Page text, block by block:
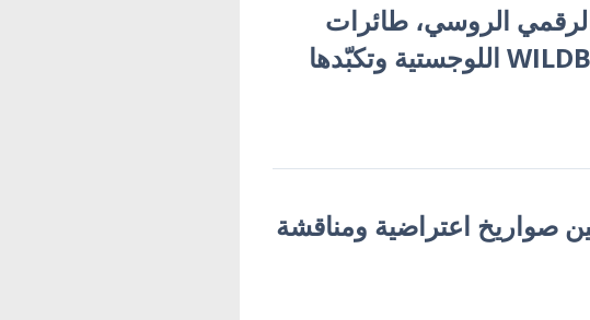
الروسي، طائرات
أوكرانية تُفجّر شبكة WILDBERRIES اللوجستية وتكبّدها
صواريخ اعتراضية ومناقشة